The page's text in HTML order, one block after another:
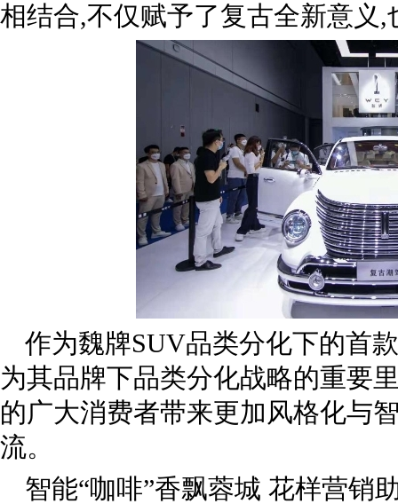
相结合,不仅赋予了复古全新意义
作为魏牌SUV品类分化下的首
为其品牌下品类分化战略的重要
的广大消费者带来更加风格化与
流。
智能“咖啡”香飘蓉城 花样营销